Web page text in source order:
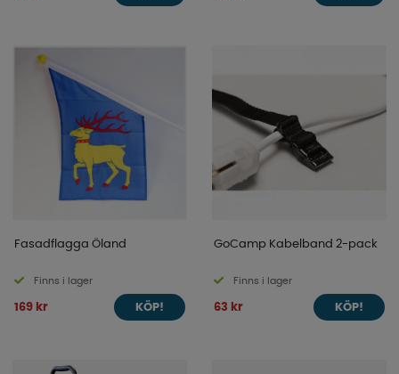
Fasadflagga Öland
Finns i lager
169 kr KÖP!
GoCamp Kabelband 2-pack
Finns i lager
63 kr KÖP!